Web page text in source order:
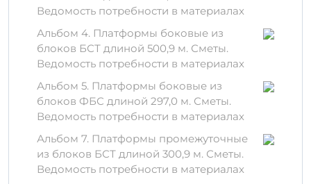
делает изделие идеальным для
использования в различных условиях.
Долговечность: СОР не подвержен
гниению и воздействию насекомых.
температурам.
Материалы производства
Для производства СОР (ТПР 501-07-5.84)
используются только высококачественные
компоненты:
Ведомость потребности в материалах
Альбом 4. Платформы боковые из
блоков БСТ длиной 500,9 м. Сметы.
Ведомость потребности в материалах
Альбом 5. Платформы боковые из
блоков ФБС длиной 297,0 м. Сметы.
Ведомость потребности в материалах
Альбом 7. Платформы промежуточные
из блоков БСТ длиной 300,9 м. Сметы.
Ведомость потребности в материалах